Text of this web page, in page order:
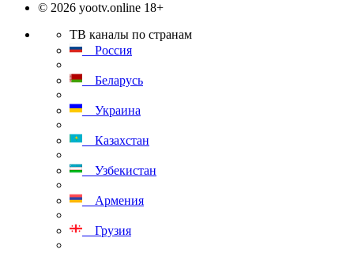
© 2026 yootv.online 18+
ТВ каналы по странам
Россия
Беларусь
Украина
Казахстан
Узбекистан
Армения
Грузия